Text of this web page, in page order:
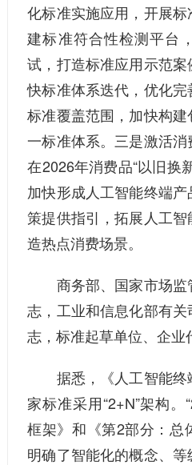
化标准实施应用，开展
建标准符合性检测平台
试，打造标准应用示范
快标准体系迭代，优化
标准覆盖范围，加快构
一标准体系。三是激活
在2026年消费品“以旧换
加快形成人工智能终端
策提供指引，拓展人工
造热点消费场景。
商务部、国家市场监
志，工业和信息化部有
志，标准起草单位、企业
据悉，《人工智能终
家标准采用“2+N”架构
框架》和《第2部分：总
明确了智能化的概念、